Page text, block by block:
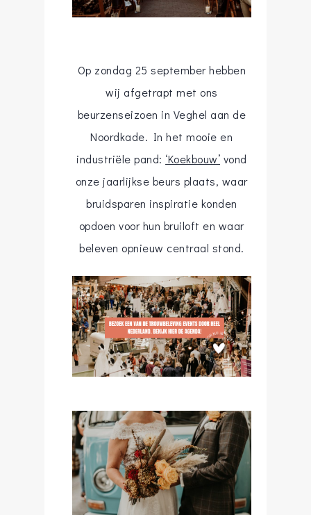
Op zondag 25 september hebben
wij afgetrapt met ons
beurzenseizoen in Veghel aan de
Noordkade. In het mooie en
industriële pand: ‘Koekbouw’ vond
onze jaarlijkse beurs plaats, waar
bruidsparen inspiratie konden
opdoen voor hun bruiloft en waar
beleven opnieuw centraal stond.